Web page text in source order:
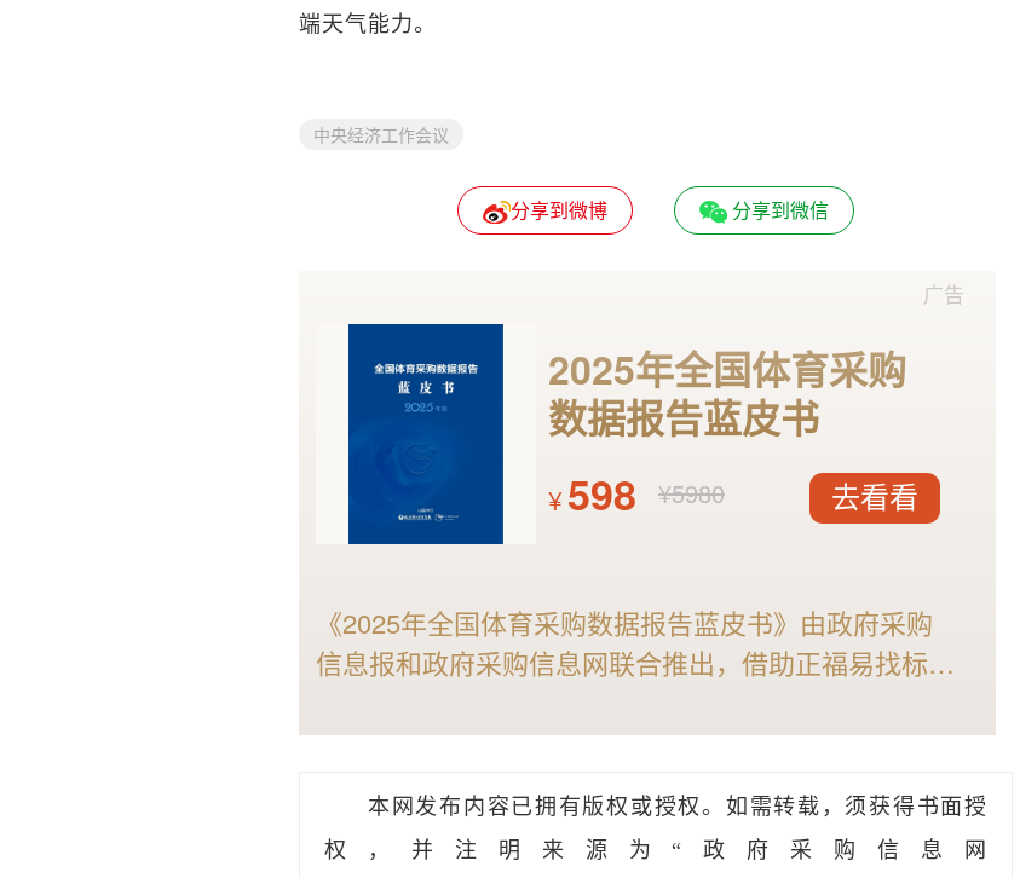
端天气能力。
中央经济工作会议
分享到微博 分享到微信
广告
2025年全国体育采购
数据报告蓝皮书
¥598 ¥5980 去看看
《2025年全国体育采购数据报告蓝皮书》由政府采购
信息报和政府采购信息网联合推出，借助正福易找标强
状与趋势，是全国体育供应商及相关采购人不可多得的
本网发布内容已拥有版权或授权。如需转载，须获得书面授
权，并注明来源为“政府采购信息网